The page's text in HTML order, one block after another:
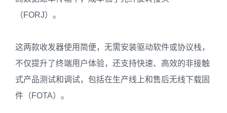
（FORJ）。
这两款收发器使用简便，无需安装驱动软件或协议栈，
不仅提升了终端用户体验，还支持快速、高效的非接触
式产品测试和调试，包括在生产线上和售后无线下载固
件（FOTA）。